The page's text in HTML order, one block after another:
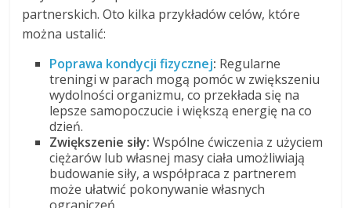
partnerskich. Oto kilka przykładów celów, które
można ustalić:
Poprawa kondycji fizycznej: Regularne
treningi w parach mogą pomóc w zwiększeniu
wydolności organizmu, co przekłada się na
lepsze samopoczucie i większą energię na co
dzień.
Zwiększenie siły: Wspólne ćwiczenia z użyciem
ciężarów lub własnej masy ciała umożliwiają
budowanie siły, a współpraca z partnerem
może ułatwić pokonywanie własnych